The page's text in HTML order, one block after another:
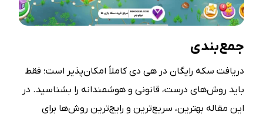
جمع‌بندی
دریافت سکه رایگان در هی دی کاملاً امکان‌پذیر است؛ فقط
باید روش‌های درست، قانونی و هوشمندانه را بشناسید. در
این مقاله بهترین، سریع‌ترین و رایج‌ترین روش‌ها برای